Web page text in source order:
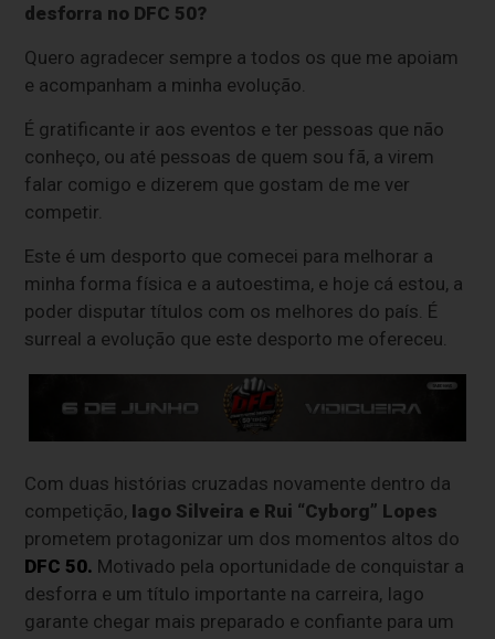
desforra no DFC 50?
Quero agradecer sempre a todos os que me apoiam
e acompanham a minha evolução.
É gratificante ir aos eventos e ter pessoas que não
conheço, ou até pessoas de quem sou fã, a virem
falar comigo e dizerem que gostam de me ver
competir.
Este é um desporto que comecei para melhorar a
minha forma física e a autoestima, e hoje cá estou, a
poder disputar títulos com os melhores do país. É
surreal a evolução que este desporto me ofereceu.
Com duas histórias cruzadas novamente dentro da
competição, Iago Silveira e Rui “Cyborg” Lopes
prometem protagonizar um dos momentos altos do
DFC 50. Motivado pela oportunidade de conquistar a
desforra e um título importante na carreira, Iago
garante chegar mais preparado e confiante para um